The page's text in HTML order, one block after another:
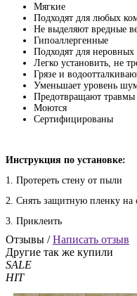
Мягкие
Подходят для любых
Не выделяют вредные
Гипоаллергенные
Подходят для неровных
Легко установить, не
Грязе и
Уменьшает уровень
Предотвращают травмы
Моются
Сертифицированы
Инструкция по установке:
1. Протереть стену от пыли
2. Снять защитную пленку на
3. Приклеить
Отзывы /Написать отзыв
Другие так же купили
SALE
HIT